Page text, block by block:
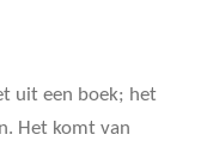
uit een boek; het
Het komt van